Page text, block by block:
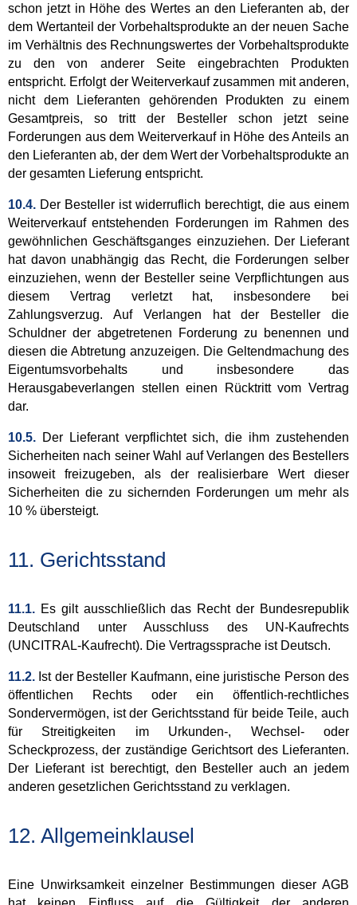
schon jetzt in Höhe des Wertes an den Lieferanten ab, der
dem Wertanteil der Vorbehaltsprodukte an der neuen Sache
im Verhältnis des Rechnungswertes der Vorbehaltsprodukte
zu den von anderer Seite eingebrachten Produkten
entspricht. Erfolgt der Weiterverkauf zusammen mit anderen,
nicht dem Lieferanten gehörenden Produkten zu einem
Gesamtpreis, so tritt der Besteller schon jetzt seine
Forderungen aus dem Weiterverkauf in Höhe des Anteils an
den Lieferanten ab, der dem Wert der Vorbehaltsprodukte an
der gesamten Lieferung entspricht.
10.4. Der Besteller ist widerruflich berechtigt, die aus einem
Weiterverkauf entstehenden Forderungen im Rahmen des
gewöhnlichen Geschäftsganges einzuziehen. Der Lieferant
hat davon unabhängig das Recht, die Forderungen selber
einzuziehen, wenn der Besteller seine Verpflichtungen aus
diesem Vertrag verletzt hat, insbesondere bei
Zahlungsverzug. Auf Verlangen hat der Besteller die
Schuldner der abgetretenen Forderung zu benennen und
diesen die Abtretung anzuzeigen. Die Geltendmachung des
Eigentumsvorbehalts und insbesondere das
Herausgabeverlangen stellen einen Rücktritt vom Vertrag
dar.
10.5. Der Lieferant verpflichtet sich, die ihm zustehenden
Sicherheiten nach seiner Wahl auf Verlangen des Bestellers
insoweit freizugeben, als der realisierbare Wert dieser
Sicherheiten die zu sichernden Forderungen um mehr als
10 % übersteigt.
11. Gerichtsstand
11.1. Es gilt ausschließlich das Recht der Bundesrepublik
Deutschland unter Ausschluss des UN-Kaufrechts
(UNCITRAL-Kaufrecht). Die Vertragssprache ist Deutsch.
11.2. Ist der Besteller Kaufmann, eine juristische Person des
öffentlichen Rechts oder ein öffentlich-rechtliches
Sondervermögen, ist der Gerichtsstand für beide Teile, auch
für Streitigkeiten im Urkunden-, Wechsel- oder
Scheckprozess, der zuständige Gerichtsort des Lieferanten.
Der Lieferant ist berechtigt, den Besteller auch an jedem
anderen gesetzlichen Gerichtsstand zu verklagen.
12. Allgemeinklausel
Eine Unwirksamkeit einzelner Bestimmungen dieser AGB